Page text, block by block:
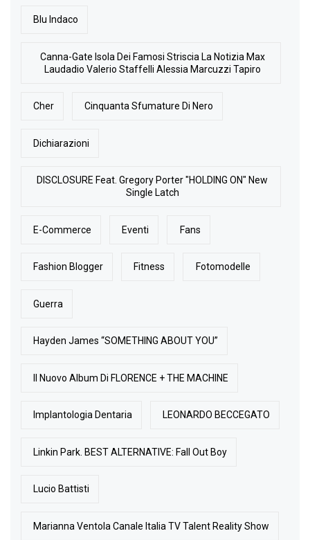
Blu Indaco
Canna-Gate Isola Dei Famosi Striscia La Notizia Max
Laudadio Valerio Staffelli Alessia Marcuzzi Tapiro
Cher Cinquanta Sfumature Di Nero
Dichiarazioni
DISCLOSURE Feat. Gregory Porter "HOLDING ON" New
Single Latch
E-Commerce Eventi Fans
Fashion Blogger Fitness Fotomodelle
Guerra
Hayden James “SOMETHING ABOUT YOU”
Il Nuovo Album Di FLORENCE + THE MACHINE
Implantologia Dentaria LEONARDO BECCEGATO
Linkin Park. BEST ALTERNATIVE: Fall Out Boy
Lucio Battisti
Marianna Ventola Canale Italia TV Talent Reality Show